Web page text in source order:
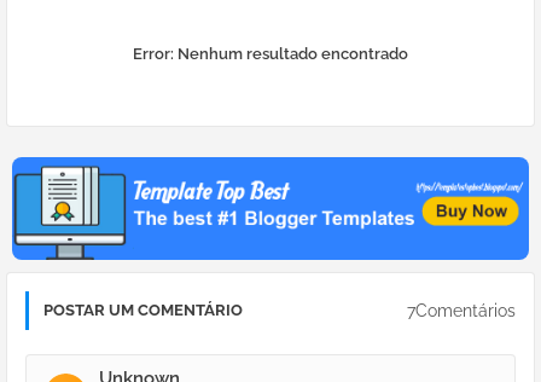
Error: Nenhum resultado encontrado
POSTAR UM COMENTÁRIO 7Comentários